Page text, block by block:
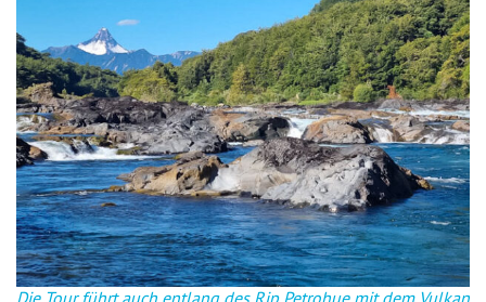
Die Tour führt auch entlang des Rip Petrohue mit dem Vulkan